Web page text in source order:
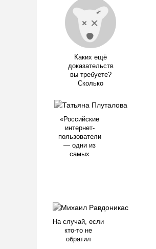
Каких ещё
доказательств
вы требуете?
Сколько
«Российские
интернет-
пользователи
— одни из
самых
На случай, если
кто-то не
обратил